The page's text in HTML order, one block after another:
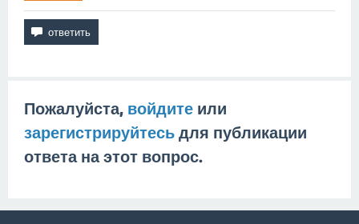
Пожалуйста, войдите или
зарегистрируйтесь для публикации
ответа на этот вопрос.